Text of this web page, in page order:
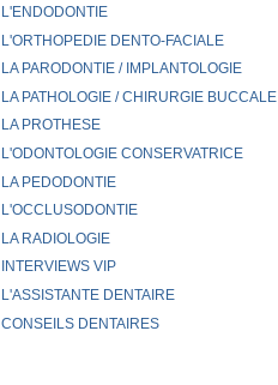
L'ENDODONTIE
L'ORTHOPEDIE DENTO-FACIALE
LA PARODONTIE / IMPLANTOLOGIE
LA PATHOLOGIE / CHIRURGIE BUCCALE
LA PROTHESE
L'ODONTOLOGIE CONSERVATRICE
LA PEDODONTIE
L'OCCLUSODONTIE
LA RADIOLOGIE
INTERVIEWS VIP
L'ASSISTANTE DENTAIRE
CONSEILS DENTAIRES